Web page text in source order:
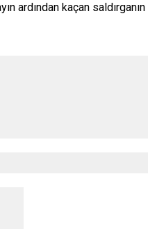
ardından kaçan